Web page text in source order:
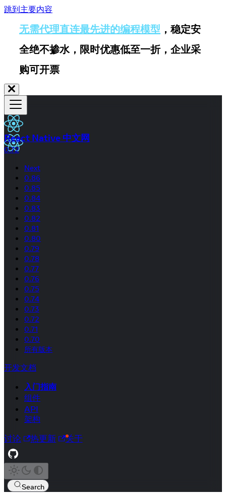
跳到主要内容
无需代理直连最先进的编程模型 ，稳定安
全绝不掺水，限时优惠低至一折，企业采
购可开票
React Native 中文网
0.72
Next
0.86
0.85
0.84
0.83
0.82
0.81
0.80
0.79
0.78
0.77
0.76
0.75
0.74
0.73
0.72
0.71
0.70
所有版本
开发文档
入门指南
组件
API
架构
讨论 热更新 关于
Search